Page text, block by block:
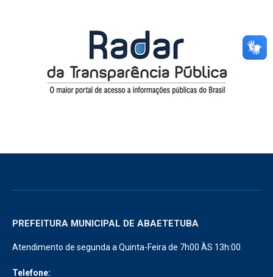
PREFEITURA MUNICIPAL DE ABAETETUBA
Atendimento de segunda a Quinta-Feira de 7h00 ÀS 13h:00
Telefone: